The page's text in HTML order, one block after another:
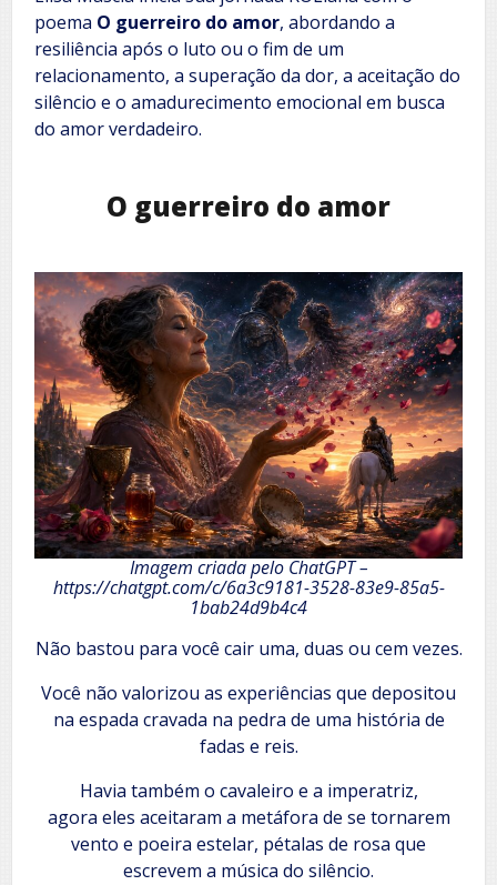
poema O guerreiro do amor, abordando a
resiliência após o luto ou o fim de um
relacionamento, a superação da dor, a aceitação do
silêncio e o amadurecimento emocional em busca
do amor verdadeiro.
O guerreiro do amor
Imagem criada pelo ChatGPT –
https://chatgpt.com/c/6a3c9181-3528-83e9-85a5-
1bab24d9b4c4
Não bastou para você cair uma, duas ou cem vezes.
Você não valorizou as experiências que depositou
na espada cravada na pedra de uma história de
fadas e reis.
Havia também o cavaleiro e a imperatriz,
agora eles aceitaram a metáfora de se tornarem
vento e poeira estelar, pétalas de rosa que
escrevem a música do silêncio.